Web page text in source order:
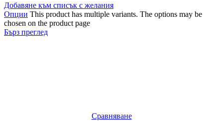
Добавяне към списък с желания
Опции This product has multiple variants. The options may be
chosen on the product page
Бърз преглед
Сравняване